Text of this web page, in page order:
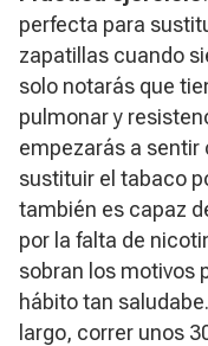
perfecta para
zapatillas cuando
solo notarás que
pulmonar y
empezarás a sentir
sustituir el tabaco
también es capaz
por la falta de
sobran los motivos
hábito tan
largo, correr unos